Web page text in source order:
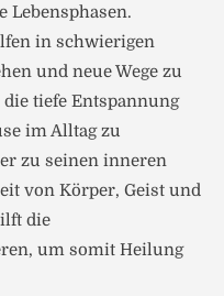
Lebensphasen.
in schwierigen
und neue Wege zu
tiefe Entspannung
im Alltag zu
zu seinen inneren
von Körper, Geist und
die
um somit Heilung